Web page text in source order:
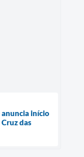
início
das